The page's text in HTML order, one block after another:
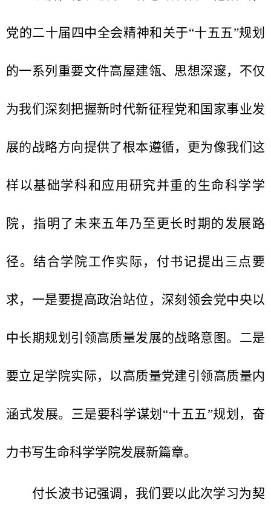
党的二十届四中全会精神和关于“十五五”规划
的一系列重要文件高屋建瓴、思想深邃，不仅
为我们深刻把握新时代新征程党和国家事业发
展的战略方向提供了根本遵循，更为像我们这
样以基础学科和应用研究并重的生命科学学
院，指明了未来五年乃至更长时期的发展路
径。结合学院工作实际，付书记提出三点要
求，一是要提高政治站位，深刻领会党中央以
中长期规划引领高质量发展的战略意图。二是
要立足学院实际，以高质量党建引领高质量内
涵式发展。三是要科学谋划“十五五”规划，奋
力书写生命科学学院发展新篇章。
付长波书记强调，我们要以此次学习为契